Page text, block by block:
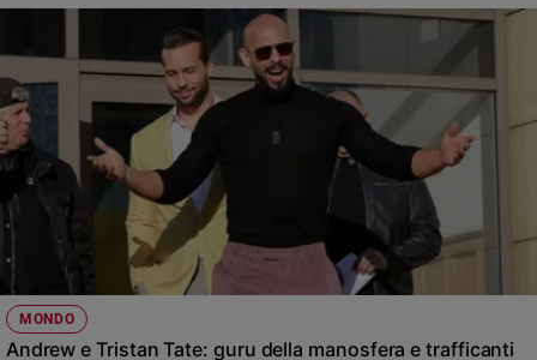
Contatti
Pubblicità
Registrati
Redazione
MONDO
Andrew e Tristan Tate: guru della manosfera e trafficanti